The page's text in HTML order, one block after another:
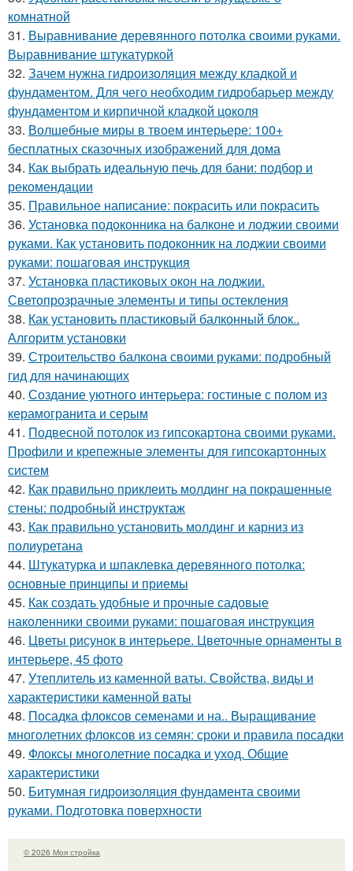
комнатной
31. Выравнивание деревянного потолка своими руками.
Выравнивание штукатуркой
32. Зачем нужна гидроизоляция между кладкой и
фундаментом. Для чего необходим гидробарьер между
фундаментом и кирпичной кладкой цоколя
33. Волшебные миры в твоем интерьере: 100+
бесплатных сказочных изображений для дома
34. Как выбрать идеальную печь для бани: подбор и
рекомендации
35. Правильное написание: покрасить или покрасить
36. Установка подоконника на балконе и лоджии своими
руками. Как установить подоконник на лоджии своими
руками: пошаговая инструкция
37. Установка пластиковых окон на лоджии.
Светопрозрачные элементы и типы остекления
38. Как установить пластиковый балконный блок..
Алгоритм установки
39. Строительство балкона своими руками: подробный
гид для начинающих
40. Создание уютного интерьера: гостиные с полом из
керамогранита и серым
41. Подвесной потолок из гипсокартона своими руками.
Профили и крепежные элементы для гипсокартонных
систем
42. Как правильно приклеить молдинг на покрашенные
стены: подробный инструктаж
43. Как правильно установить молдинг и карниз из
полиуретана
44. Штукатурка и шпаклевка деревянного потолка:
основные принципы и приемы
45. Как создать удобные и прочные садовые
наколенники своими руками: пошаговая инструкция
46. Цветы рисунок в интерьере. Цветочные орнаменты в
интерьере, 45 фото
47. Утеплитель из каменной ваты. Свойства, виды и
характеристики каменной ваты
48. Посадка флоксов семенами и на.. Выращивание
многолетних флоксов из семян: сроки и правила посадки
49. Флоксы многолетние посадка и уход. Общие
характеристики
50. Битумная гидроизоляция фундамента своими
руками. Подготовка поверхности
© 2026 Моя стройка